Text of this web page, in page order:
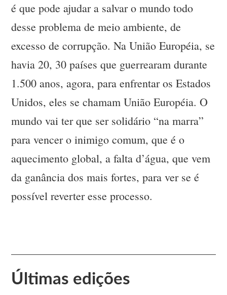
é que pode ajudar a salvar o mundo todo
desse problema de meio ambiente, de
excesso de corrupção. Na União Européia, se
havia 20, 30 países que guerrearam durante
1.500 anos, agora, para enfrentar os Estados
Unidos, eles se chamam União Européia. O
mundo vai ter que ser solidário “na marra”
para vencer o inimigo comum, que é o
aquecimento global, a falta d’água, que vem
da ganância dos mais fortes, para ver se é
possível reverter esse processo.
Últimas edições